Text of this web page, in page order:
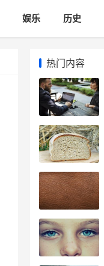
娱乐 历史
热门内容